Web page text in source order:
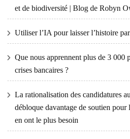
et de biodiversité | Blog de Robyn
Utiliser l’IA pour laisser l’histoire
Que nous apprennent plus de 3 000
crises bancaires ?
La rationalisation des candidatures
débloque davantage de soutien pour
en ont le plus besoin